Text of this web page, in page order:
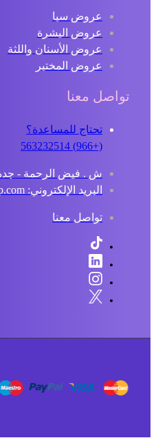
عروض سبا
عروض البشرة
عروض الأسنان واللثة
عروض المختبر
تواصل معنا
تحتاج للمساعدة؟
ش . فيض الرحمة - جدة -
البريد الإلكتروني: help@tabibgroupapp.com
تواصل معنا